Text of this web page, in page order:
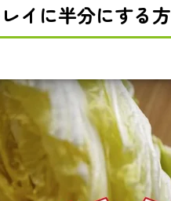
イに半分にする方